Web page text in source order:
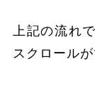
上記の流れ
スクロール